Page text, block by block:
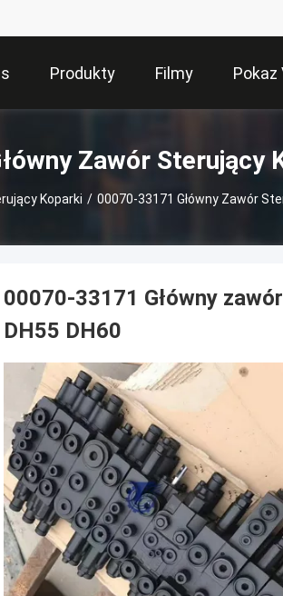
Produkty Filmy Pokaz
Zawór Sterujący
Koparki / 00070-33171 Główny Zawór
00070-33171 Główny
DH55 DH60